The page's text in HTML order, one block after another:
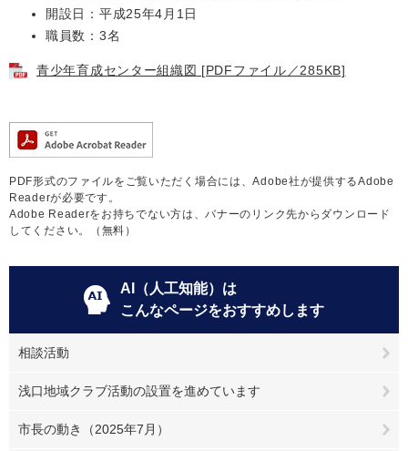
開設日：平成25年4月1日
職員数：3名
青少年育成センター組織図 [PDFファイル／285KB]
PDF形式のファイルをご覧いただく場合には、Adobe社が提供するAdobe
Readerが必要です。
Adobe Readerをお持ちでない方は、バナーのリンク先からダウンロード
してください。（無料）
AI（人工知能）は
こんなページをおすすめします
相談活動
浅口地域クラブ活動の設置を進めています
市長の動き（2025年7月）